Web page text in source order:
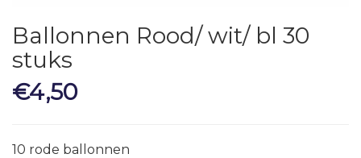
Ballonnen Rood/ wit/ bl 30
stuks
€4,50
10 rode ballonnen